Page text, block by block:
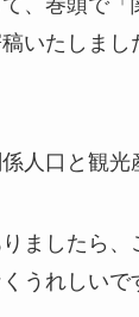
いたしまし
人口と観光
ましたら
うれしいで